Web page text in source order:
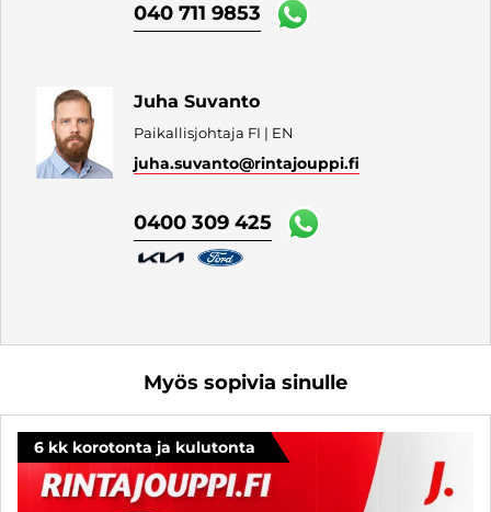
040 711 9853
Juha Suvanto
Paikallisjohtaja FI | EN
juha.suvanto@rintajouppi.fi
0400 309 425
Myös sopivia sinulle
6 kk korotonta ja kulutonta